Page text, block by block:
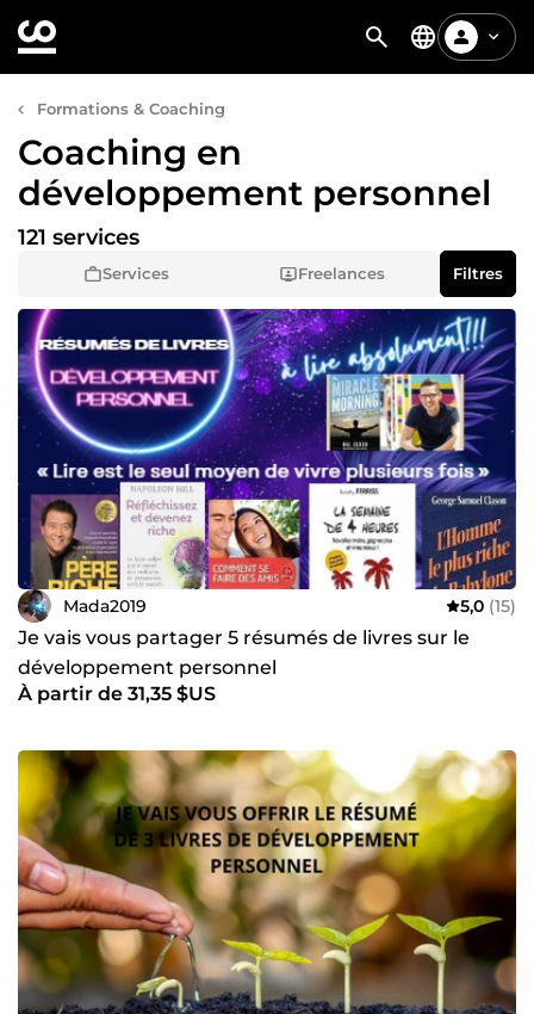
Formations & Coaching
Coaching en
développement personnel
Services Freelances
121 services
Filtres
Mada2019 5,0 (15)
Je vais vous partager 5 résumés de livres sur le
développement personnel
À partir de 31,35 $US